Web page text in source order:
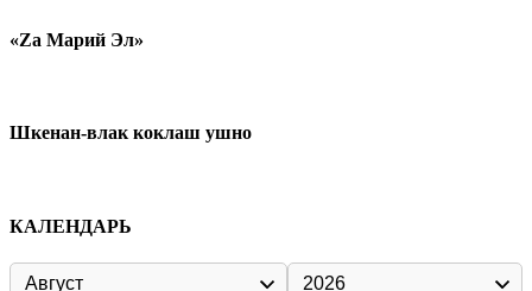
«Zа Марий Эл»
Шкенан-влак коклаш ушно
КАЛЕНДАРЬ